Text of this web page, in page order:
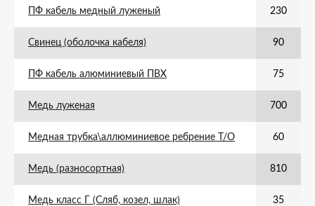
ПФ кабель медный луженый 230
Свинец (оболочка кабеля) 90
ПФ кабель алюминиевый ПВХ 75
Медь луженая 700
Медная трубка\аллюминиевое ребрение Т/О 60
Медь (разносортная) 810
Медь класс Г (Сляб, козел, шлак) 35